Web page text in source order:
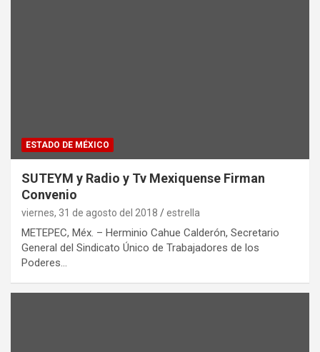
ESTADO DE MÉXICO
SUTEYM y Radio y Tv Mexiquense Firman
Convenio
viernes, 31 de agosto del 2018 estrella
METEPEC, Méx. – Herminio Cahue Calderón, Secretario
General del Sindicato Único de Trabajadores de los
Poderes…